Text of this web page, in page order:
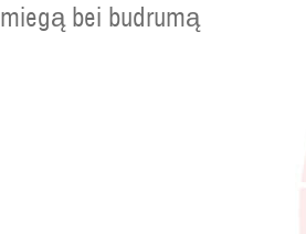
miegą bei budrumą